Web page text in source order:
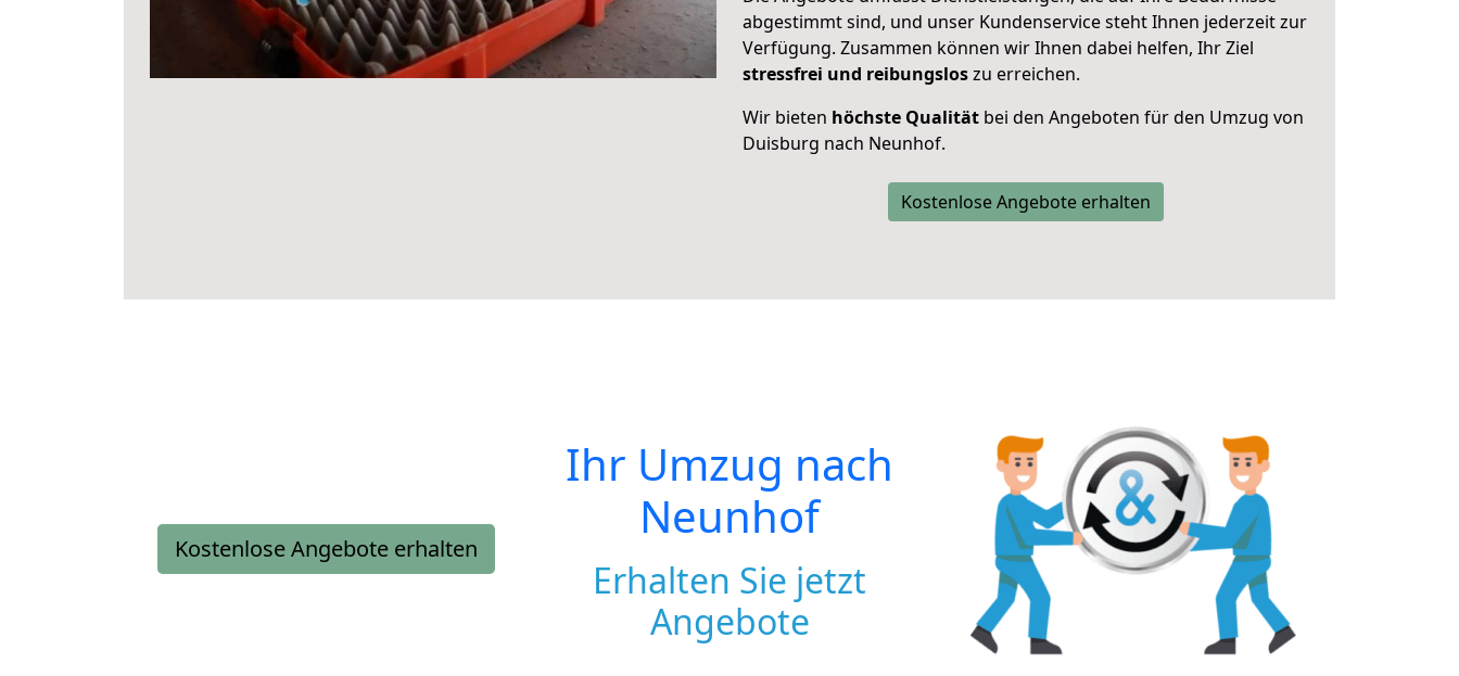
abgestimmt sind, und unser Kundenservice steht Ihnen jederzeit zur
Verfügung. Zusammen können wir Ihnen dabei helfen, Ihr Ziel
stressfrei und reibungsloszu erreichen.
Wir bieten höchste Qualität bei den Angeboten für den Umzug von
Duisburg nach Neunhof.
Kostenlose Angebote erhalten
Kostenlose Angebote erhalten
Ihr Umzug nach
Neunhof
Erhalten Sie jetzt
Angebote